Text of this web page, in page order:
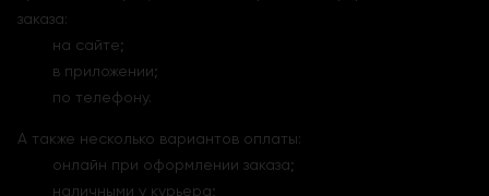
заказа:
на сайте;
в приложении;
по телефону.
А также несколько вариантов оплаты:
онлайн при оформлении заказа;
наличными у курьера;